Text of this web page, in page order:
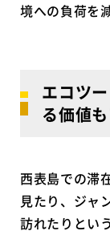
境への負荷を
エコツ
る価値
西表島での滞
見たり、ジャ
訪れたりとい